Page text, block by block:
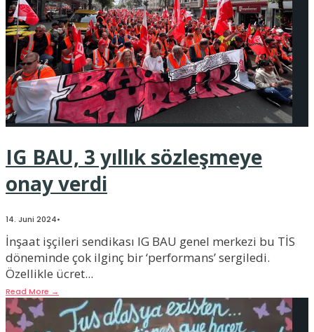
IG BAU, 3 yıllık sözleşmeye
onay verdi
14. Juni 2024•
İnşaat işçileri sendikası IG BAU genel merkezi bu TİS
döneminde çok ilginç bir ‘performans’ sergiledi.
Özellikle ücret...
Read More →